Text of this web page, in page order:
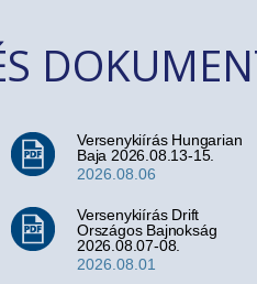
Versenykiírás Hungarian
Baja 2026.08.13-15.
2026.08.06
Versenykiírás Drift
Országos Bajnokság
2026.08.07-08.
2026.08.01